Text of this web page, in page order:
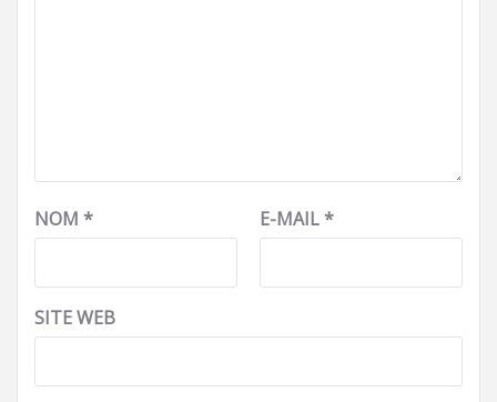
NOM * E-MAIL*
SITE WEB